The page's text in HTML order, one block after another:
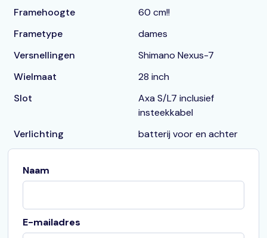
Framehoogte
60 cm!!
Frametype
dames
Versnellingen
Shimano Nexus-7
Wielmaat
28 inch
Slot
Axa S/L7 inclusief
insteekkabel
Verlichting
batterij voor en achter
Naam
E-mailadres